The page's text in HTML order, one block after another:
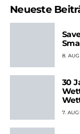
Neueste
8.
30
7.